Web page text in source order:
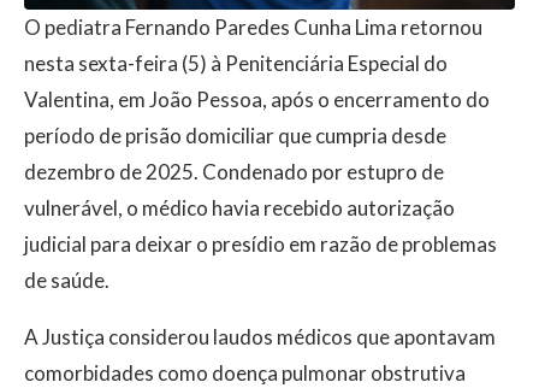
O pediatra Fernando Paredes Cunha Lima retornou
nesta sexta-feira (5) à Penitenciária Especial do
Valentina, em João Pessoa, após o encerramento do
período de prisão domiciliar que cumpria desde
dezembro de 2025. Condenado por estupro de
vulnerável, o médico havia recebido autorização
judicial para deixar o presídio em razão de problemas
de saúde.
A Justiça considerou laudos médicos que apontavam
comorbidades como doença pulmonar obstrutiva